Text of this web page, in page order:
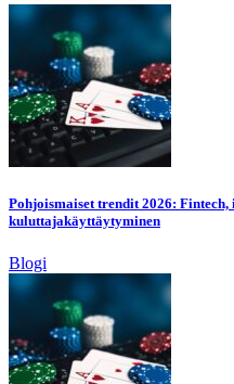
Pohjoismaiset trendit 2026:
kuluttajakäyttäytyminen
Blogi